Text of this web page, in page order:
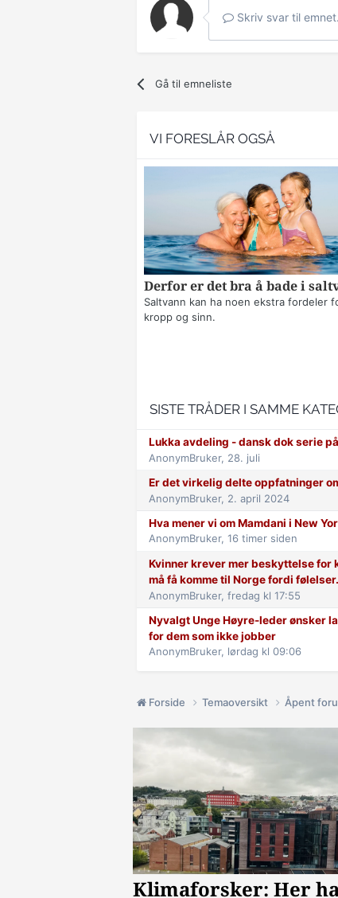
Skriv svar til
Gå til emneliste
VI FORESLÅR OGSÅ
Derfor er det bra å bade i
Saltvann kan ha noen ekstra fordeler
kropp og sinn.
SISTE TRÅDER I SAMME
Lukka avdeling - dansk dok serie på
AnonymBruker, 28. juli
Er det virkelig delte oppfatninger
AnonymBruker, 2. april 2024
Hva mener vi om Mamdani i New
AnonymBruker, 16 timer siden
Kvinner krever mer beskyttelse
må få komme til Norge fordi følelser.
AnonymBruker, fredag kl 17:55
Nyvalgt Unge Høyre-leder ønsker
for dem som ikke jobber
AnonymBruker, lørdag kl 09:06
Forside Temaoversikt Åpent